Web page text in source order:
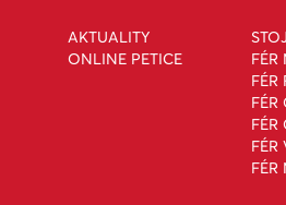
AKTUALITY
ONLINE PETICE
FÉR
FÉR
FÉR
FÉR
FÉR
FÉR